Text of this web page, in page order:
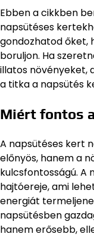
Ebben a cikkben
napsütéses
gondozhatod őket,
boruljon. Ha
illatos növényeket,
a titka a napsütés
Miért fontos
A napsütéses kert
előnyös, hanem a
kulcsfontosságú. A
hajtóereje, ami
energiát
napsütésben
hanem erősebb,